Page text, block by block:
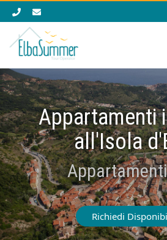
Appartamenti
all'Isola
Richiedi